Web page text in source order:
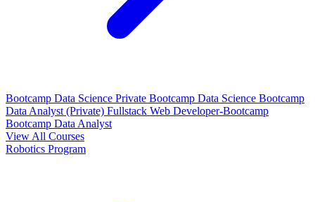
Bootcamp Data Science Private Bootcamp Data Science Bootcamp
Data Analyst (Private) Fullstack Web Developer-Bootcamp
Bootcamp Data Analyst
View All Courses
Robotics Program